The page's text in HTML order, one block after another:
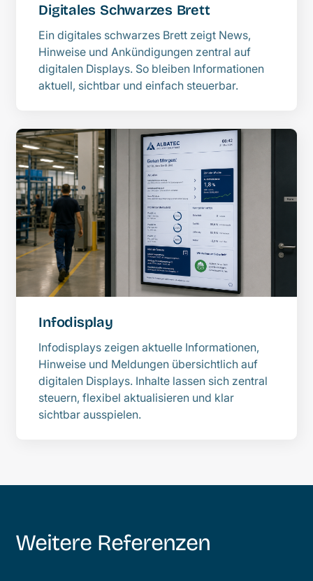
Digitales Schwarzes Brett
Ein digitales schwarzes Brett zeigt News,
Hinweise und Ankündigungen zentral auf
digitalen Displays. So bleiben Informationen
aktuell, sichtbar und einfach steuerbar.
Infodisplay
Infodisplays zeigen aktuelle Informationen,
Hinweise und Meldungen übersichtlich auf
digitalen Displays. Inhalte lassen sich zentral
steuern, flexibel aktualisieren und klar
sichtbar ausspielen.
Weitere Referenzen